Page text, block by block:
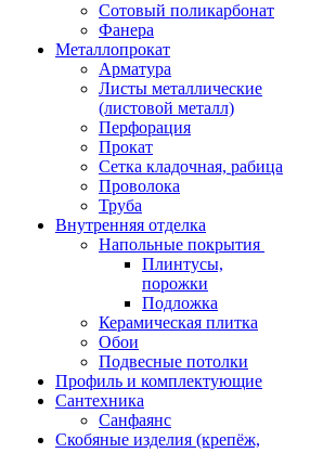
Сотовый поликарбонат
Фанера
Металлопрокат
Арматура
Листы металлические
(листовой металл)
Перфорация
Прокат
Сетка кладочная, рабица
Проволока
Труба
Внутренняя отделка
Напольные покрытия
Плинтусы,
порожки
Подложка
Керамическая плитка
Обои
Подвесные потолки
Профиль и комплектующие
Сантехника
Санфаянс
Скобяные изделия (крепёж,